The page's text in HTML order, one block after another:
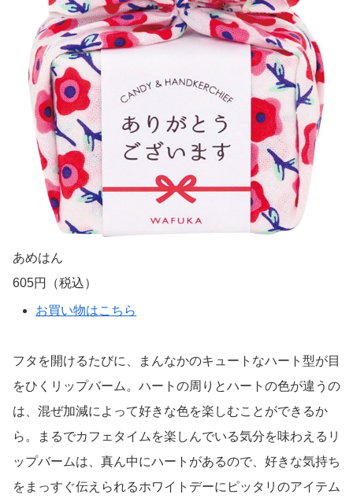
あめはん
605円（税込）
お買い物はこちら
フタを開けるたびに、まんなかのキュートなハート型が目
をひくリップバーム。ハートの周りとハートの色が違うの
は、混ぜ加減によって好きな色を楽しむことができるか
ら。まるでカフェタイムを楽しんでいる気分を味わえるリ
ップバームは、真ん中にハートがあるので、好きな気持ち
をまっすぐ伝えられるホワイトデーにピッタリのアイテム